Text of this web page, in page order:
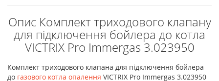
Опис Комплект триходового клапану
для підключення бойлера до котла
VICTRIX Pro Immergas 3.023950
Комплект триходового клапана для підключення бойлера
до газового котла опалення VICTRIX Pro Immergas 3.023950